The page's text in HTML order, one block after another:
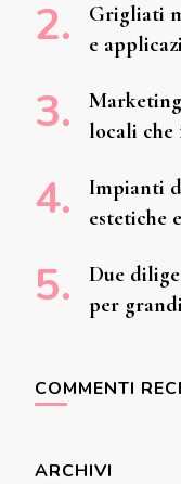
Grigliati
e
locali che
Impianti
estetiche
Due
per
COMMENTI
ARCHIVI